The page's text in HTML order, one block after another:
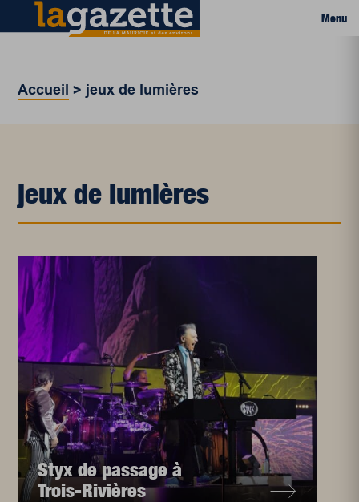
Menu
Accueil > jeux de lumières
jeux de lumières
Styx de passage à
Trois-Rivières